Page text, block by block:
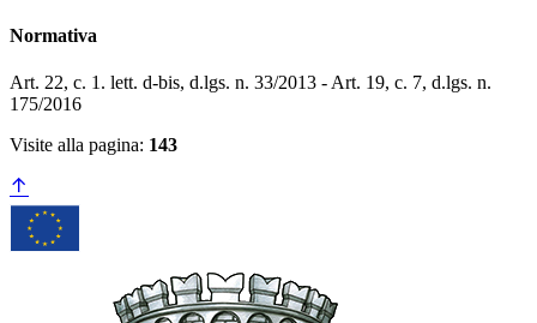
Normativa
Art. 22, c. 1. lett. d-bis, d.lgs. n. 33/2013 - Art. 19, c. 7, d.lgs. n.
175/2016
Visite alla pagina: 143